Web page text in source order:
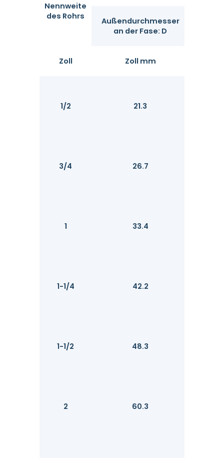
Nennweite
des Rohrs
Außendurchmesser
an der Fase: D
Zoll Zoll mm
1/2 21.3
3/4 26.7
1 33.4
1-1/4 42.2
1-1/2 48.3
2 60.3